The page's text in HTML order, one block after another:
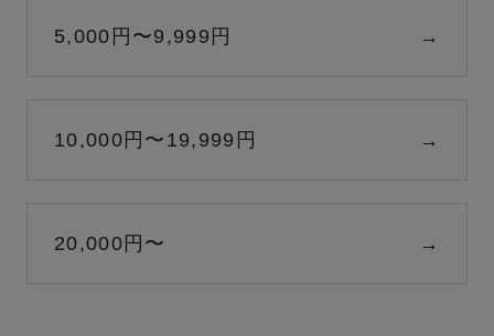
5,000円〜9,999円 →
10,000円〜19,999円 →
20,000円〜 →